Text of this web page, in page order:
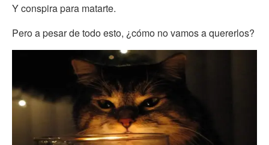
Y conspira para matarte.
Pero a pesar de todo esto, ¿cómo no vamos a quererlos?